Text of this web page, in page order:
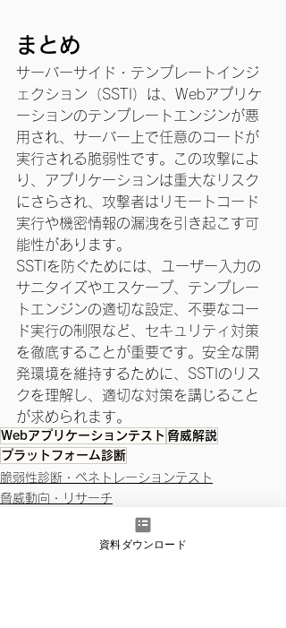
まとめ
サーバーサイド・テンプレートインジ
ェクション（SSTI）は、Webアプリケ
ーションのテンプレートエンジンが悪
用され、サーバー上で任意のコードが
実行される脆弱性です。この攻撃によ
り、アプリケーションは重大なリスク
にさらされ、攻撃者はリモートコード
実行や機密情報の漏洩を引き起こす可
能性があります。
SSTIを防ぐためには、ユーザー入力の
サニタイズやエスケープ、テンプレー
トエンジンの適切な設定、不要なコー
ド実行の制限など、セキュリティ対策
を徹底することが重要です。安全な開
発環境を維持するために、SSTIのリス
クを理解し、適切な対策を講じること
が求められます。
Webアプリケーションテスト 脅威解説
プラットフォーム診断
脆弱性診断・ペネトレーションテスト
脅威動向・リサーチ
資料ダウンロード